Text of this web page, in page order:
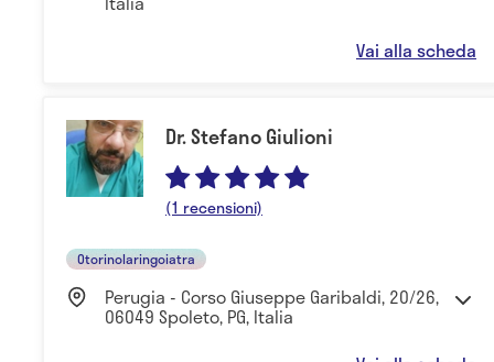
Vai alla scheda
Dr. Stefano Giulioni
(1 recensioni)
Otorinolaringoiatra
Perugia - Corso Giuseppe Garibaldi, 20/26,
06049 Spoleto, PG, Italia